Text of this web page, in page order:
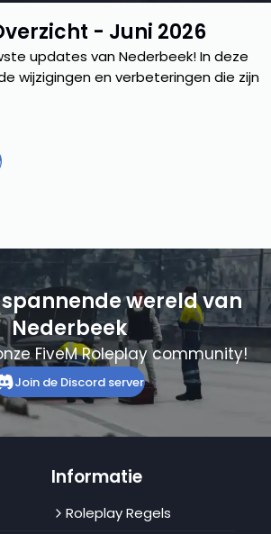
- Juni 2026
updates van Nederbeek! In deze
wijzigingen en verbeteringen die zijn
wereld van
Nederbeek
FiveM Roleplay community!
Join de Discord server
Informatie
Roleplay Regels